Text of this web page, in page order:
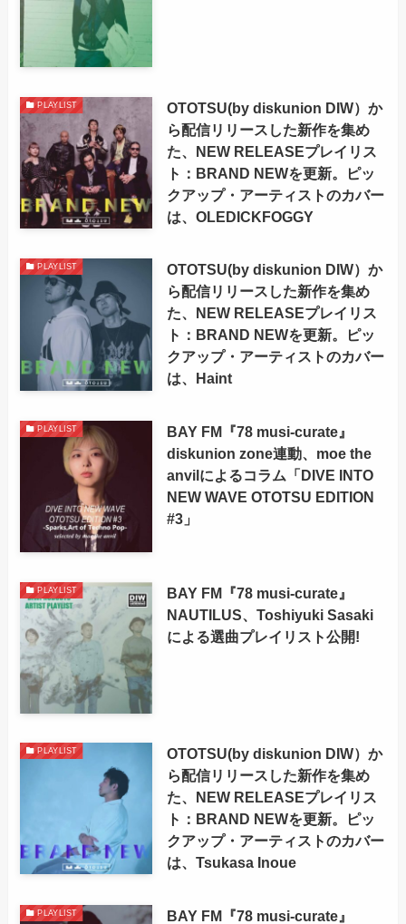
PLAYLIST
OTOTSU(by diskunion DIW）か
ら配信リリースした新作を集め
た、NEW RELEASEプレイリス
ト：BRAND NEWを更新。ピッ
クアップ・アーティストのカバー
は、OLEDICKFOGGY
PLAYLIST
OTOTSU(by diskunion DIW）か
ら配信リリースした新作を集め
た、NEW RELEASEプレイリス
ト：BRAND NEWを更新。ピッ
クアップ・アーティストのカバー
は、Haint
PLAYLIST
BAY FM『78 musi-curate』
diskunion zone連動、moe the
anvilによるコラム「DIVE INTO
NEW WAVE OTOTSU EDITION
#3」
PLAYLIST
BAY FM『78 musi-curate』
NAUTILUS、Toshiyuki Sasaki
による選曲プレイリスト公開!
PLAYLIST
OTOTSU(by diskunion DIW）か
ら配信リリースした新作を集め
た、NEW RELEASEプレイリス
ト：BRAND NEWを更新。ピッ
クアップ・アーティストのカバー
は、Tsukasa Inoue
PLAYLIST BAY FM『78 musi-curate』